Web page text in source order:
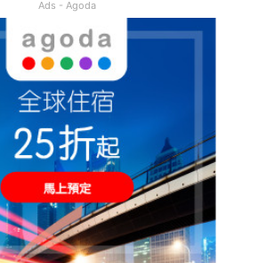
Ads - Agoda